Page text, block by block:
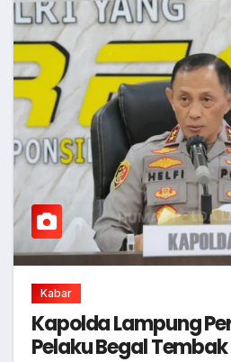
Kabar
Kapolda Lampung
Pelaku Begal